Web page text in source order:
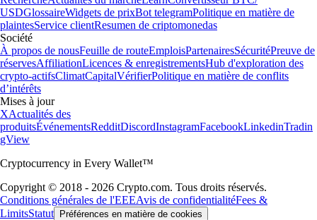
USDGlossaireWidgets de prixBot telegramPolitique en matière de
plaintesService clientResumen de criptomonedas
Société
À propos de nousFeuille de routeEmploisPartenairesSécuritéPreuve de
réservesAffiliationLicences & enregistrementsHub d'exploration des
crypto-actifsClimatCapitalVérifierPolitique en matière de conflits
d’intérêts
Mises à jour
XActualités des
produitsÉvénementsRedditDiscordInstagramFacebookLinkedinTradin
gView
Cryptocurrency in Every Wallet™
Copyright © 2018 - 2026 Crypto.com. Tous droits réservés.
Conditions générales de l'EEEAvis de confidentialitéFees &
LimitsStatut Préférences en matière de cookies